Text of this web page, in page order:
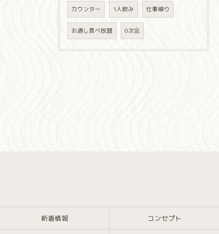
カウンター 1人飲み 仕事帰り
お通し食べ放題 0次会
新着情報 コンセプト